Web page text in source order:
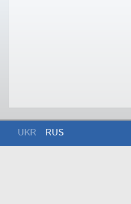
UKR RUS